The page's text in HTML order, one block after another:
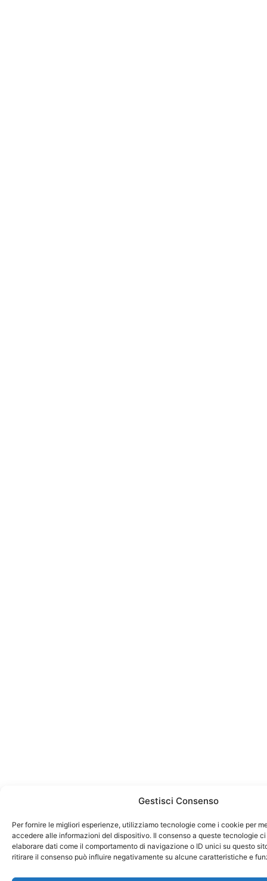
Gestisci Consenso
Per fornire le migliori esperienze, utilizziamo tecnologie come i cookie per
accedere alle informazioni del dispositivo. Il consenso a queste tecnologie
elaborare dati come il comportamento di navigazione o ID unici su questo
ritirare il consenso può influire negativamente su alcune caratteristiche e